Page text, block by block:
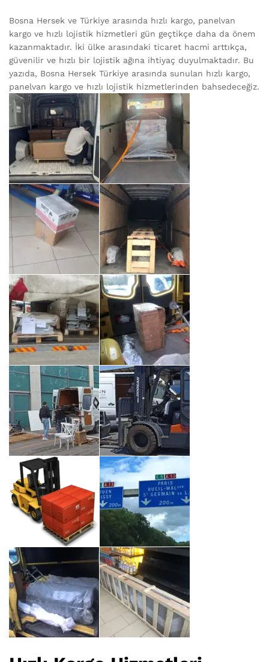
Bosna Hersek ve Türkiye arasında hızlı kargo, panelvan
kargo ve hızlı lojistik hizmetleri gün geçtikçe daha da önem
kazanmaktadır. İki ülke arasındaki ticaret hacmi arttıkça,
güvenilir ve hızlı bir lojistik ağına ihtiyaç duyulmaktadır. Bu
yazıda, Bosna Hersek Türkiye arasında sunulan hızlı kargo,
panelvan kargo ve hızlı lojistik hizmetlerinden bahsedeceğiz.